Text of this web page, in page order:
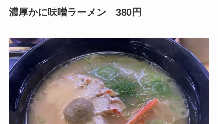
濃厚かに味噌ラーメン 380円